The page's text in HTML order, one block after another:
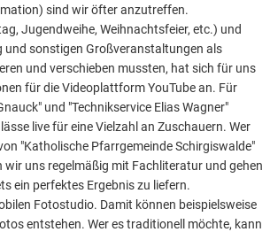
sind wir öfter anzutreffen.
Jugendweihe, Weihnachtsfeier, etc.) und
und sonstigen Großveranstaltungen als
und verschieben mussten, hat sich für uns
für die Videoplattform YouTube an. Für
und "Technikservice Elias Wagner"
live für eine Vielzahl an Zuschauern. Wer
"Katholische Pfarrgemeinde Schirgiswalde"
uns regelmäßig mit Fachliteratur und gehen
ein perfektes Ergebnis zu liefern.
Fotostudio. Damit können beispielsweise
entstehen. Wer es traditionell möchte, kann